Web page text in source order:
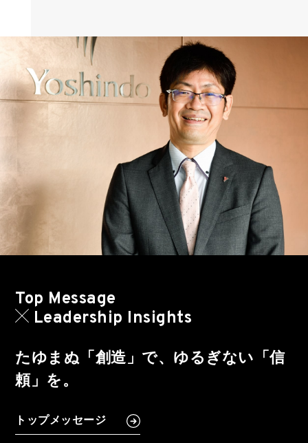
Top Message
Leadership Insights
たゆまぬ「創造」で、ゆるぎない「信
頼」を。
トップメッセージ